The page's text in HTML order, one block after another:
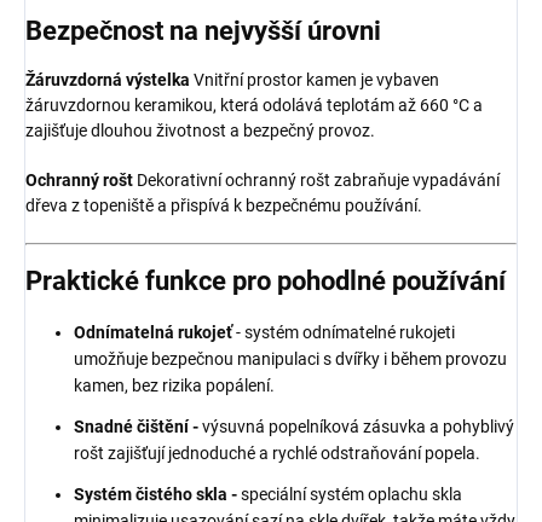
Bezpečnost na nejvyšší úrovni
Žáruvzdorná výstelka Vnitřní prostor kamen je vybaven
žáruvzdornou keramikou, která odolává teplotám až 660 °C a
zajišťuje dlouhou životnost a bezpečný provoz.
Ochranný rošt Dekorativní ochranný rošt zabraňuje vypadávání
dřeva z topeniště a přispívá k bezpečnému používání.
Praktické funkce pro pohodlné používání
Odnímatelná rukojeť- systém odnímatelné rukojeti
umožňuje bezpečnou manipulaci s dvířky i během provozu
kamen, bez rizika popálení.
Snadné čištění -výsuvná popelníková zásuvka a pohyblivý
rošt zajišťují jednoduché a rychlé odstraňování popela.
Systém čistého skla -speciální systém oplachu skla